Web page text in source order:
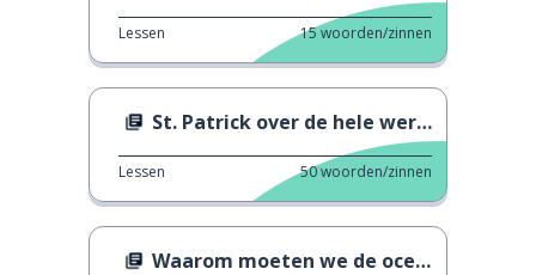
Lessen 15woorden/zinnen
St. Patrick over de hele wereld
Lessen 50woorden/zinnen
Waarom moeten we de oceaan beschermen?